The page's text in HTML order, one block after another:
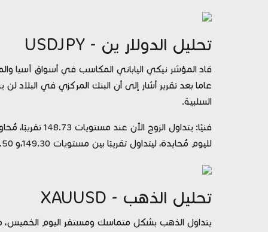
تحليل الدولار ين - USDJPY
عاما بعد تقرير أشار إلى أن البنك المركزي في البلاد
السلبية.
لليوم مُحايدة، ليتداول تقريبًا بين مستويات 149.30،و 147.50
تحليل الذهب - XAUUSD
يتداول الذهب بشكل متماسك ومستقر اليوم